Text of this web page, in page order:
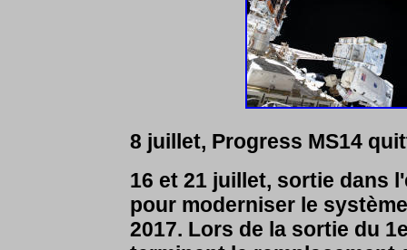
8 juillet, Progress MS14
16 et 21 juillet, sortie dans
pour moderniser le
2017. Lors de la sortie du